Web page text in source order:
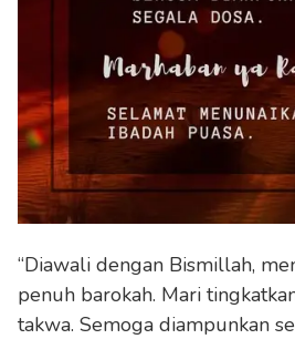
“Diawali dengan Bismillah,
penuh barokah. Mari
takwa. Semoga diampunkan